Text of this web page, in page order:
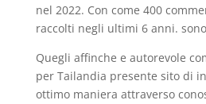
nel 2022. Con come 400
raccolti negli ultimi 6 anni.
Quegli affinche e autorevole
per Tailandia presente sito di
ottimo maniera attraverso